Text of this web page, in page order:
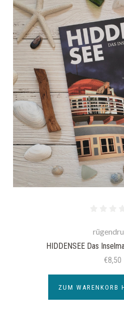
HIDDENSEE Das
€8,50
ZUM WARENKORB